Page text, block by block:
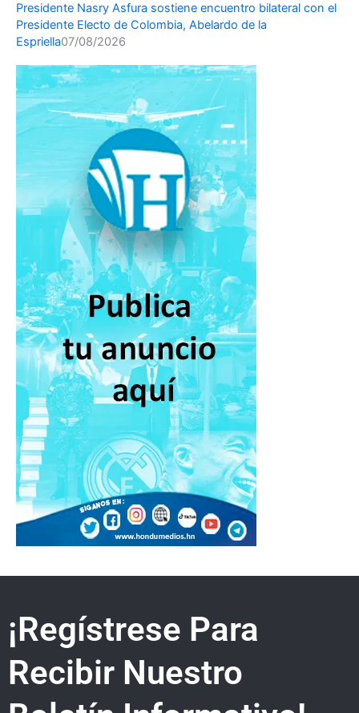
Presidente Nasry Asfura sostiene encuentro bilateral con el
Presidente Electo de Colombia, Abelardo de la
Espriella07/08/2026
¡Regístrese Para
Recibir Nuestro